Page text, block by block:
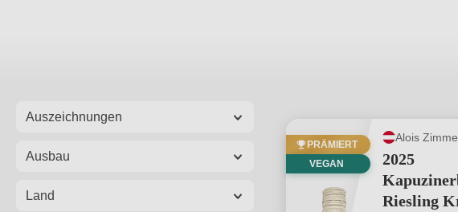
Auszeichnungen
Ausbau
Land
PRÄMIERT
VEGAN
Alois
2025
Riesling